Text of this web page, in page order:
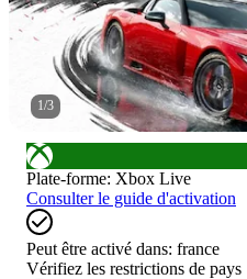
1/3
Plate-forme: Xbox Live
Consulter le guide d'activation
Peut être activé dans: france
Vérifiez les restrictions de pays